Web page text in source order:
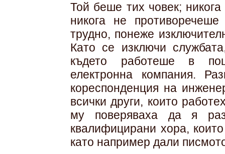
Той беше тих човек;
никога не
трудно, понеже
Като се изключи
където работеше в
електронна компания.
кореспонденция на
всички други, които
му поверяваха да я
квалифицирани хора,
като например дали